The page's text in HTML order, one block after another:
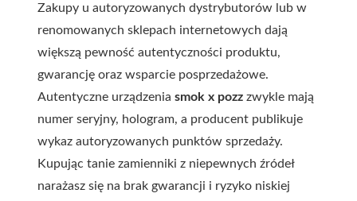
Zakupy u autoryzowanych dystrybutorów lub w
renomowanych sklepach internetowych dają
większą pewność autentyczności produktu,
gwarancję oraz wsparcie posprzedażowe.
Autentyczne urządzenia smok x pozz zwykle mają
numer seryjny, hologram, a producent publikuje
wykaz autoryzowanych punktów sprzedaży.
Kupując tanie zamienniki z niepewnych źródeł
narażasz się na brak gwarancji i ryzyko niskiej